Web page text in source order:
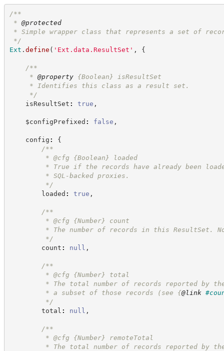
/**
* @protected
* Simple wrapper class that represents a set of
*/
Ext . define ( ' Ext.data.ResultSet ' , {
/**
* @property {Boolean}
isResultSet
* Identifies this class as a result set.
*/
isResultSet : true ,
$configPrefixed : false ,
config :
{
/**
* @cfg {Boolean}
loaded
* True if the records have already been loaded.
* SQL-backed proxies.
*/
loaded : true ,
/**
* @cfg {Number}
count
* The number of records in this ResultSet.
*/
count : null ,
/**
* @cfg {Number}
total
* The total number of records reported by the
* a subset of those records (see {@link
*/
total : null ,
/**
* @cfg {Number}
remoteTotal
* The total number of records reported by the